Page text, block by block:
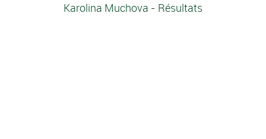
Karolina Muchova - Résultats